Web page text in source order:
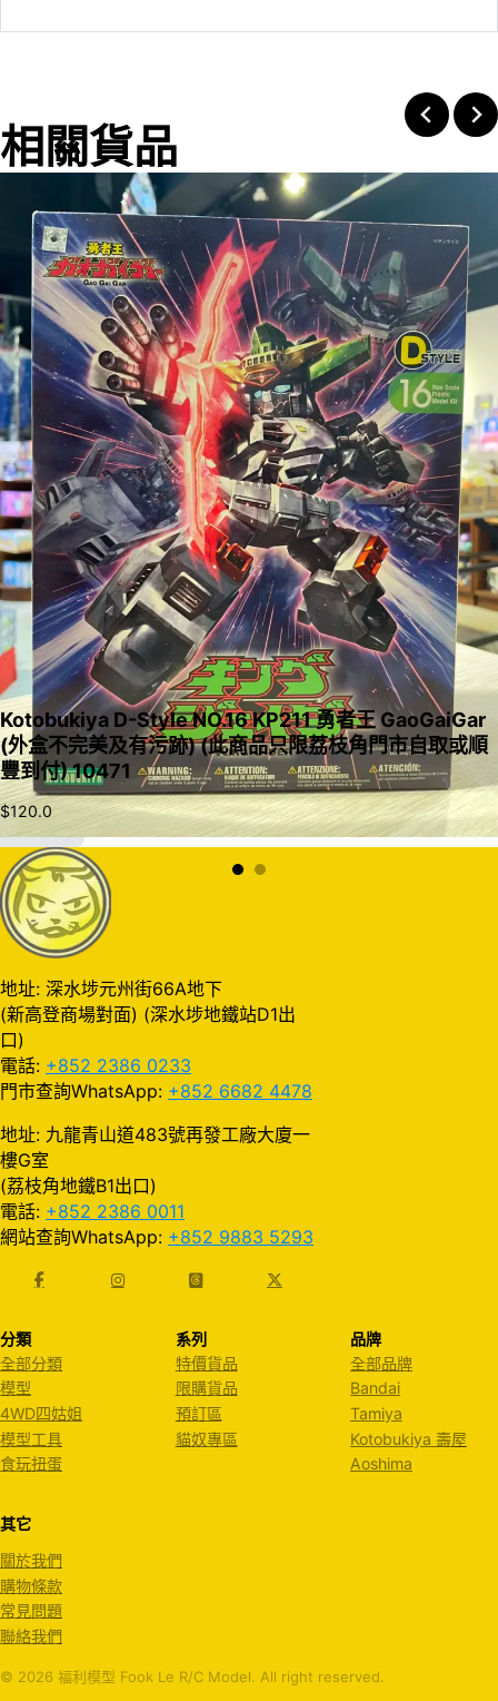
相關貨品
入購物車
Kotobukiya D-Style NO.16 KP211 勇者王 GaoGaiGar
(外盒不完美及有污跡) (此商品只限荔枝角門市自取或順
豐到付) 10471
$120.0
地址: 深水埗元州街66A地下
(新高登商場對面) (深水埗地鐵站D1出
口)
電話: +852 2386 0233
門市查詢WhatsApp: +852 6682 4478
地址: 九龍青山道483號再發工廠大廈一
樓G室
(荔枝角地鐵B1出口)
電話: +852 2386 0011
網站查詢WhatsApp: +852 9883 5293
分類
全部分類
模型
4WD四姑姐
模型工具
食玩扭蛋
系列
特價貨品
限購貨品
預訂區
貓奴專區
品牌
全部品牌
Bandai
Tamiya
Kotobukiya 壽屋
Aoshima
其它
關於我們
購物條款
常見問題
聯絡我們
© 2026 福利模型 Fook Le R/C Model. All right reserved.